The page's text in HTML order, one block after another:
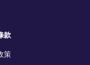
款
策